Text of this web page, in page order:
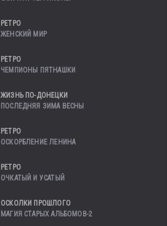
РЕТРО
ЖЕНСКИЙ МИР
РЕТРО
ЧЕМПИОНЫ ПЯТНАШКИ
ЖИЗНЬ ПО-ДОНЕЦКИ
ПОСЛЕДНЯЯ ЗИМА ВЕСНЫ
РЕТРО
ОСКОРБЛЕНИЕ ЛЕНИНА
РЕТРО
ОЧКАТЫЙ И УСАТЫЙ
ОСКОЛКИ ПРОШЛОГО
МАГИЯ СТАРЫХ АЛЬБОМОВ-2